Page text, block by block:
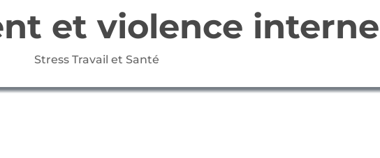
et violence interne
Stress Travail et Santé